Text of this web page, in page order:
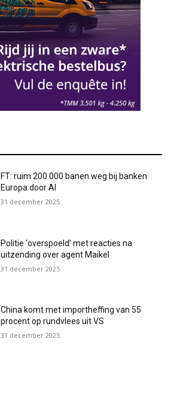
FT: ruim 200.000 banen weg bij banken
Europa door AI
31 december 2025
Politie ‘overspoeld’ met reacties na
uitzending over agent Maikel
31 december 2025
China komt met importheffing van 55
procent op rundvlees uit VS
31 december 2025